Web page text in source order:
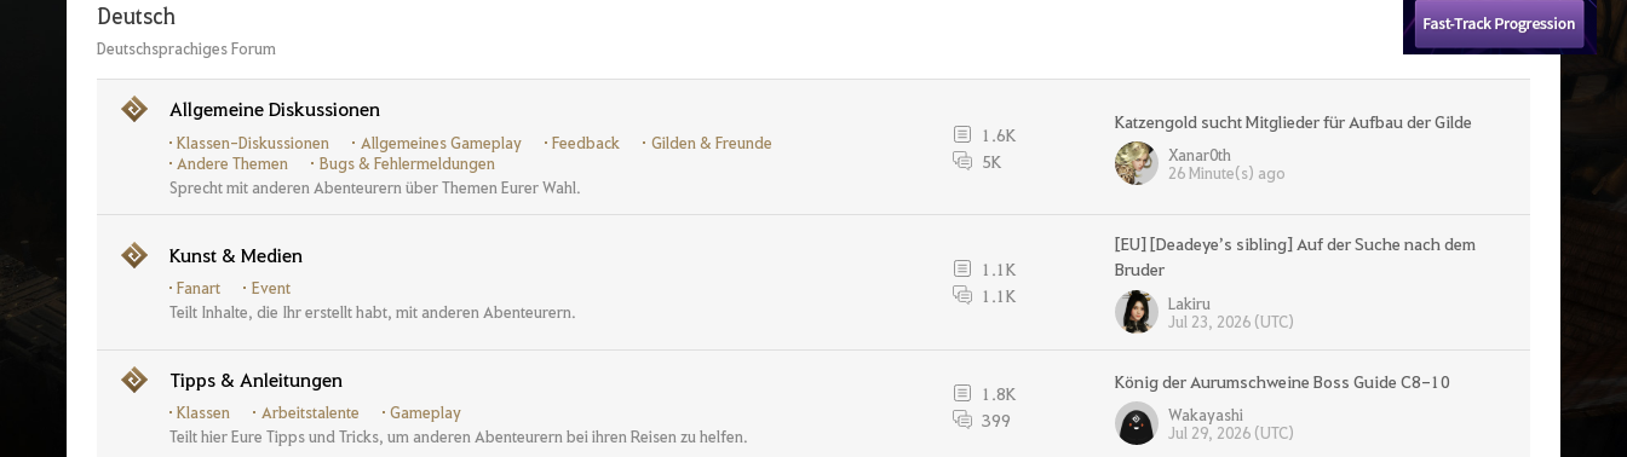
t
h
e
m
Deutsch
Deutschsprachiges Forum
Allgemeine Diskussionen
Klassen-Diskussionen Allgemeines Gameplay Feedback
Gilden & Freunde
Andere Themen
Bugs & Fehlermeldungen
Sprecht mit anderen Abenteurern über Themen Eurer Wahl.
1.6K
5K
Katzengold sucht Mitglieder für Aufbau der Gilde
Xanar0th
26 Minute(s) ago
Kunst & Medien
Fanart
Event
Teilt Inhalte, die Ihr erstellt habt, mit anderen Abenteurern.
1.1K
1.1K
[EU] [Deadeye’s sibling] Auf der Suche nach dem
Bruder
Lakiru
Jul 23, 2026 (UTC)
Tipps & Anleitungen
Klassen Arbeitstalente
Gameplay
Teilt hier Eure Tipps und Tricks, um anderen Abenteurern bei ihren Reisen zu helfen.
1.8K
399
König der Aurumschweine Boss Guide C8-10
Wakayashi
Jul 29, 2026 (UTC)